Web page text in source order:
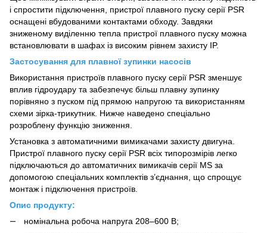
і спростити підключення, пристрої плавного пуску серії PSR
оснащені вбудованими контактами обходу. Завдяки
зниженому виділенню тепла пристрої плавного пуску можна
встановлювати в шафах із високим рівнем захисту IP.
Застосування для плавної зупинки насосів
Використання пристроїв плавного пуску серії PSR зменшує
вплив гідроудару та забезпечує більш плавну зупинку
порівняно з пуском під прямою напругою та використанням
схеми зірка-трикутник. Нижче наведено спеціально
розроблену функцію зниження.
Установка з автоматичними вимикачами захисту двигуна.
Пристрої плавного пуску серії PSR всіх типорозмірів легко
підключаються до автоматичних вимикачів серії MS за
допомогою спеціальних комплектів з’єднання, що спрощує
монтаж і підключення пристроїв.
Опис продукту:
номінальна робоча напруга 208–600 В;